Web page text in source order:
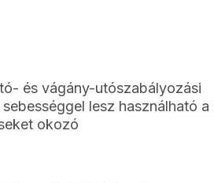
és vágány-utószabályozási
lesz használható a
okozó